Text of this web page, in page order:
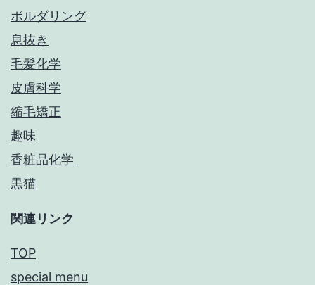
ボルダリング
息抜き
毛髪化学
皮膚科学
縮毛矯正
趣味
香粧品化学
黒猫
関連リンク
TOP
special menu